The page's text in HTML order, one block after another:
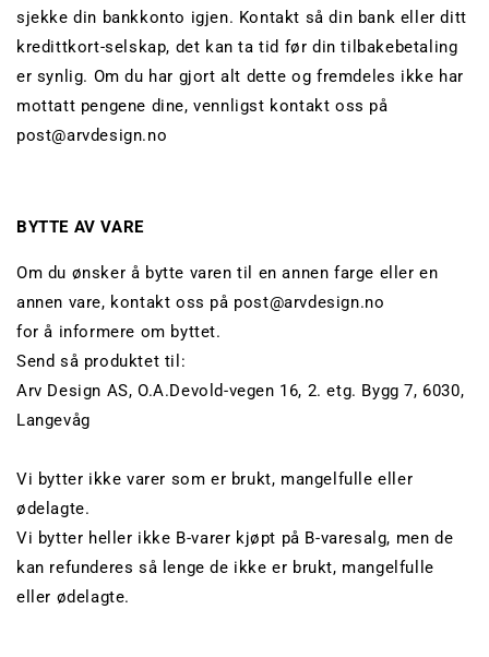
sjekke din bankkonto igjen. Kontakt så din bank eller ditt
kredittkort-selskap, det kan ta tid før din tilbakebetaling
er synlig. Om du har gjort alt dette og fremdeles ikke har
mottatt pengene dine, vennligst kontakt oss på
post@arvdesign.no
BYTTE AV VARE
Om du ønsker å bytte varen til en annen farge eller en
annen vare, kontakt oss på post@arvdesign.no
for å informere om byttet.
Send så produktet til:
Arv Design AS, O.A.Devold-vegen 16, 2. etg. Bygg 7, 6030,
Langevåg
Vi bytter ikke varer som er brukt, mangelfulle eller
ødelagte.
Vi bytter heller ikke B-varer kjøpt på B-varesalg, men de
kan refunderes så lenge de ikke er brukt, mangelfulle
eller ødelagte.